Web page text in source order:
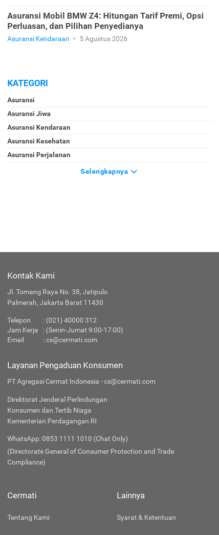
Asuransi Mobil BMW Z4: Hitungan Tarif Premi, Opsi
Perluasan, dan Pilihan Penyedianya
Asuransi Kendaraan • 5 Agustus 2026
KATEGORI
Asuransi
Asuransi Jiwa
Asuransi Kendaraan
Asuransi Kesehatan
Asuransi Perjalanan
Selengkapnya
Kontak Kami
Jl. Tomang Raya No. 38, Jatipulo
Palmerah, Jakarta Barat 11430
Telepon : (021) 40000 312
Jam Kerja
: (Senin-Jumat 9:00-17:00)
Email
:cs@cermati.com
Layanan Pengaduan Konsumen
PT Agregasi Cermat Indonesia - cs@cermati.com
Direktorat Jenderal Perlindungan
Konsumen dan Tertib Niaga
Kementerian Perdagangan RI
WhatsApp: 0853 1111 1010 (Chat Only)
(Directorate General of Consumer Protection and Trade
Compliance)
Cermati
Tentang Kami
Lainnya
Syarat & Ketentuan